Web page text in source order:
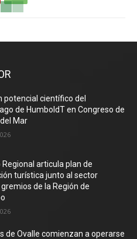
potencial científico del
de HumboldT en Congreso de
Mar
Regional articula plan de
turística junto al sector
de la Región de
de Ovalle comienzan a operarse